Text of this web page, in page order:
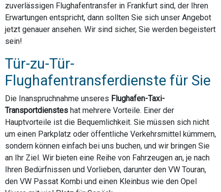
zuverlässigen Flughafentransfer in Frankfurt sind, der Ihren
Erwartungen entspricht, dann sollten Sie sich unser Angebot
jetzt genauer ansehen. Wir sind sicher, Sie werden begeistert
sein!
Tür-zu-Tür-
Flughafentransferdienste für Sie
Die Inanspruchnahme unseres Flughafen-Taxi-
Transportdienstes hat mehrere Vorteile. Einer der
Hauptvorteile ist die Bequemlichkeit. Sie müssen sich nicht
um einen Parkplatz oder öffentliche Verkehrsmittel kümmern,
sondern können einfach bei uns buchen, und wir bringen Sie
an Ihr Ziel. Wir bieten eine Reihe von Fahrzeugen an, je nach
Ihren Bedürfnissen und Vorlieben, darunter den VW Touran,
den VW Passat Kombi und einen Kleinbus wie den Opel